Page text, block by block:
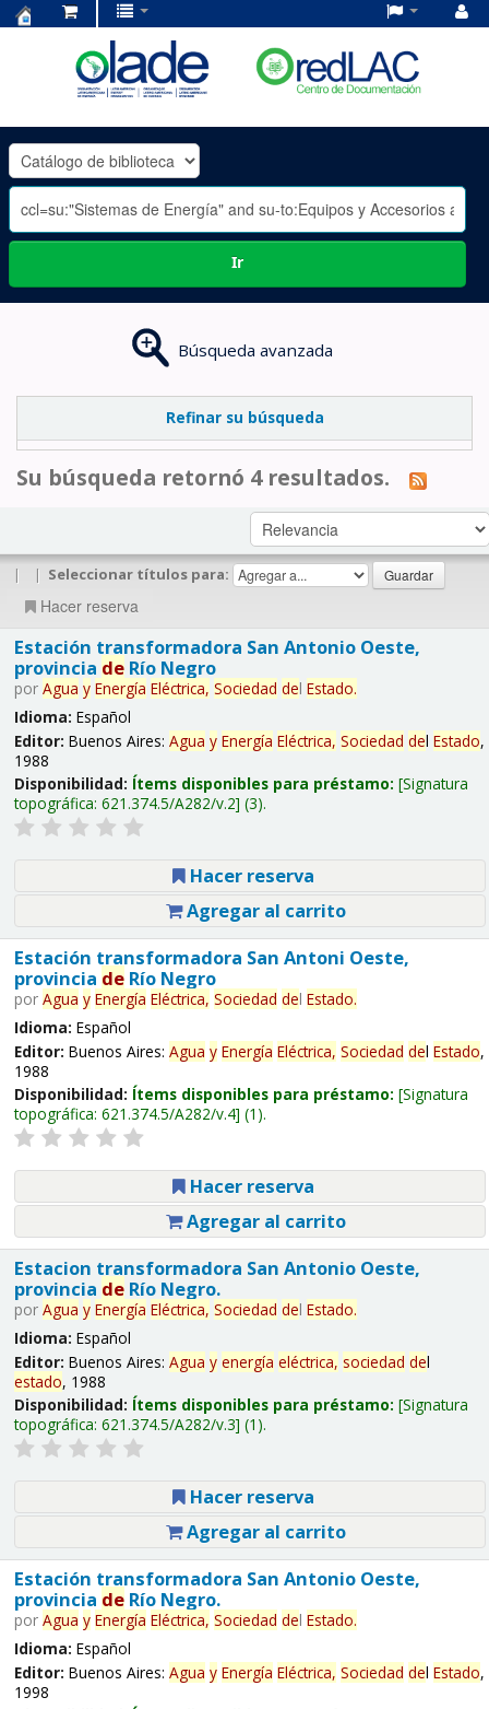
OLADE
-
Ir
Búsqueda avanzada
Refinar su búsqueda
Su búsqueda retornó 4 resultados.
| | Seleccionar títulos para:
Hacer reserva
Estación transformadora San Antonio Oeste,
provincia deRío Negro
por Agua y Energía Eléctrica, Sociedad del Estado.
Idioma: Español
Editor: Buenos Aires: Agua y Energía Eléctrica, Sociedad del Estado,
1988
Disponibilidad: Ítems disponibles para préstamo: Signatura
topográfica: 621.374.5/A282/v.2 (3).
Hacer reserva
Agregar al carrito
Estación transformadora San Antoni Oeste,
provincia deRío Negro
por Agua y Energía Eléctrica, Sociedad del Estado.
Idioma: Español
Editor: Buenos Aires: Agua y Energía Eléctrica, Sociedad del Estado,
1988
Disponibilidad: Ítems disponibles para préstamo: Signatura
topográfica: 621.374.5/A282/v.4 (1).
Hacer reserva
Agregar al carrito
Estacion transformadora San Antonio Oeste,
provincia deRío Negro.
por Agua y Energía Eléctrica, Sociedad del Estado.
Idioma: Español
Editor: Buenos Aires: Agua y energía eléctrica, sociedad del
estado, 1988
Disponibilidad: Ítems disponibles para préstamo: Signatura
topográfica: 621.374.5/A282/v.3 (1).
Hacer reserva
Agregar al carrito
Estación transformadora San Antonio Oeste,
provincia deRío Negro.
por Agua y Energía Eléctrica, Sociedad del Estado.
Idioma: Español
Editor: Buenos Aires: Agua y Energía Eléctrica, Sociedad del Estado,
1998